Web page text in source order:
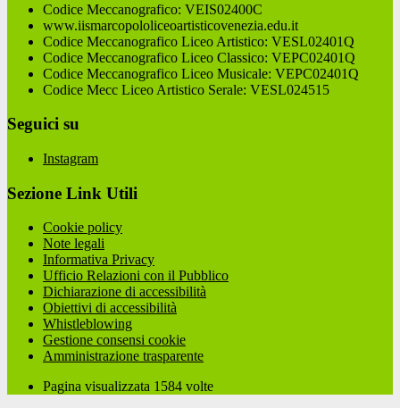
Codice Meccanografico: VEIS02400C
www.iismarcopololiceoartisticovenezia.edu.it
Codice Meccanografico Liceo Artistico: VESL02401Q
Codice Meccanografico Liceo Classico: VEPC02401Q
Codice Meccanografico Liceo Musicale: VEPC02401Q
Codice Mecc Liceo Artistico Serale: VESL024515
Seguici su
Instagram
Sezione Link Utili
Cookie policy
Note legali
Informativa Privacy
Ufficio Relazioni con il Pubblico
Dichiarazione di accessibilità
Obiettivi di accessibilità
Whistleblowing
Gestione consensi cookie
Amministrazione trasparente
Pagina visualizzata 1584 volte